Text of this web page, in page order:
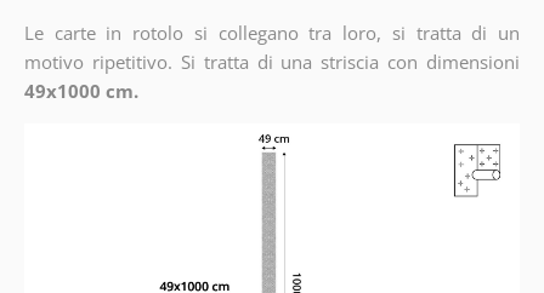
Le carte in rotolo si collegano tra loro, si tratta di un
motivo ripetitivo. Si tratta di una striscia con dimensioni
49x1000 cm.